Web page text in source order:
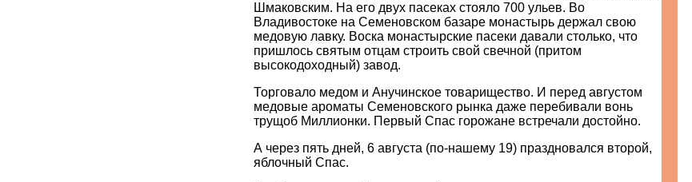
Шмаковским. На его двух пасеках стояло 700 ульев. Во
Владивостоке на Семеновском базаре монастырь держал свою
медовую лавку. Воска монастырские пасеки давали столько, что
пришлось святым отцам строить свой свечной (притом
высокодоходный) завод.
Торговало медом и Анучинское товарищество. И перед августом
медовые ароматы Семеновского рынка даже перебивали вонь
трущоб Миллионки. Первый Спас горожане встречали достойно.
А через пять дней, 6 августа (по-нашему 19) праздновался второй,
яблочный Спас.